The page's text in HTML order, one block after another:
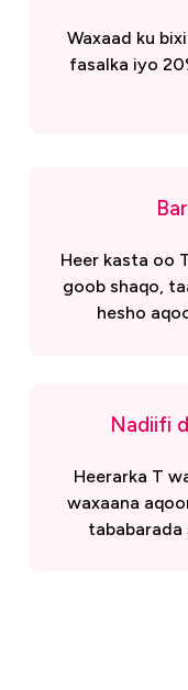
Waxaad ku
fasalka iyo
Heer kasta oo
goob shaqo,
hesho
Nadiifi
Heerarka T
waxaana
tababarada